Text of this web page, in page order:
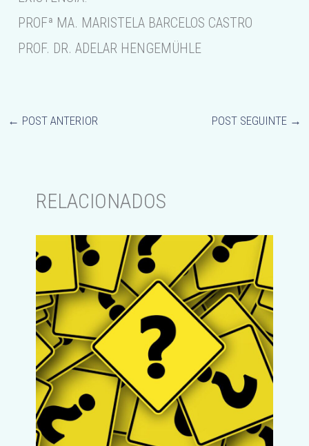
PROFª MA. MARISTELA BARCELOS CASTRO
PROF. DR. ADELAR HENGEMÜHLE
← POST ANTERIOR POST SEGUINTE →
RELACIONADOS